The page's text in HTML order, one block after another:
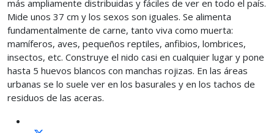
más ampliamente distribuidas y fáciles de ver en todo el país.
Mide unos 37 cm y los sexos son iguales. Se alimenta
fundamentalmente de carne, tanto viva como muerta:
mamíferos, aves, pequeños reptiles, anfibios, lombrices,
insectos, etc. Construye el nido casi en cualquier lugar y pone
hasta 5 huevos blancos con manchas rojizas. En las áreas
urbanas se lo suele ver en los basurales y en los tachos de
residuos de las aceras.